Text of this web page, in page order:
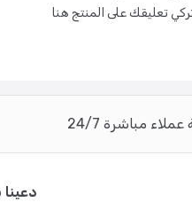
تعليقك على المنتج هنا
مباشرة 24/7